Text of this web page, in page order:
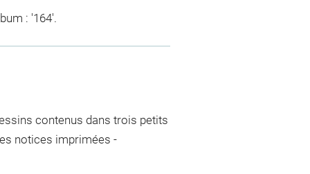
: '164'.
contenus dans trois petits
notices imprimées -